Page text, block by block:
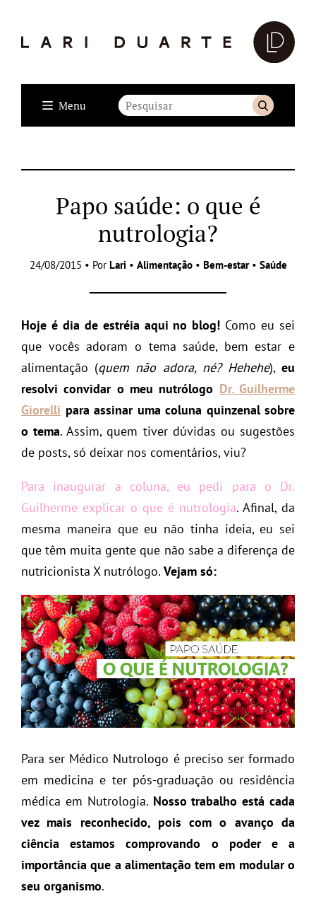
Menu
Papo saúde: o que é
nutrologia?
24/08/2015 • Por Lari • Alimentação• Bem-estar• Saúde
Hoje é dia de estréia aqui no blog! Como eu sei
que vocês adoram o tema saúde, bem estar e
alimentação (quem não adora, né? Hehehe),eu
resolvi convidar o meu nutrólogo Dr. Guilherme
Giorelli para assinar uma coluna quinzenal sobre
o tema. Assim, quem tiver dúvidas ou sugestões
de posts, só deixar nos comentários, viu?
Para inaugurar a coluna, eu pedi para o Dr.
Guilherme explicar o que é nutrologia. Afinal, da
mesma maneira que eu não tinha ideia, eu sei
que têm muita gente que não sabe a diferença de
nutricionista X nutrólogo. Vejam só:
Para ser Médico Nutrologo é preciso ser formado
em medicina e ter pós-graduação ou residência
médica em Nutrologia. Nosso trabalho está cada
vez mais reconhecido, pois com o avanço da
ciência estamos comprovando o poder e a
importância que a alimentação tem em modular o
seu organismo.